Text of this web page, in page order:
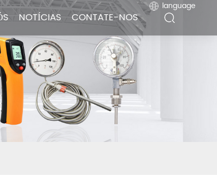
NOTÍCIAS CONTATE-NOS
language
NOTÍCIAS CONTATE-NOS
language